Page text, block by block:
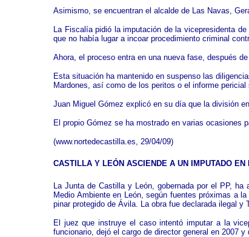
Asimismo, se encuentran el alcalde de Las Navas,
La Fiscalía pidió la imputación de la vicepresidenta
que no había lugar a incoar procedimiento criminal
Ahora, el proceso entra en una nueva fase, después
Esta situación ha mantenido en suspenso las
Mardones, así como de los peritos o el informe
Juan Miguel Gómez explicó en su día que la división
El propio Gómez se ha mostrado en varias ocasiones
(www.nortedecastilla.es, 29/04/09)
CASTILLA Y LEÓN ASCIENDE A UN IMPUTADO
La Junta de Castilla y León, gobernada por el PP,
Medio Ambiente en León, según fuentes próximas a
pinar protegido de Ávila. La obra fue declarada ilegal
El juez que instruye el caso intentó imputar a la
funcionario, dejó el cargo de director general en 2007